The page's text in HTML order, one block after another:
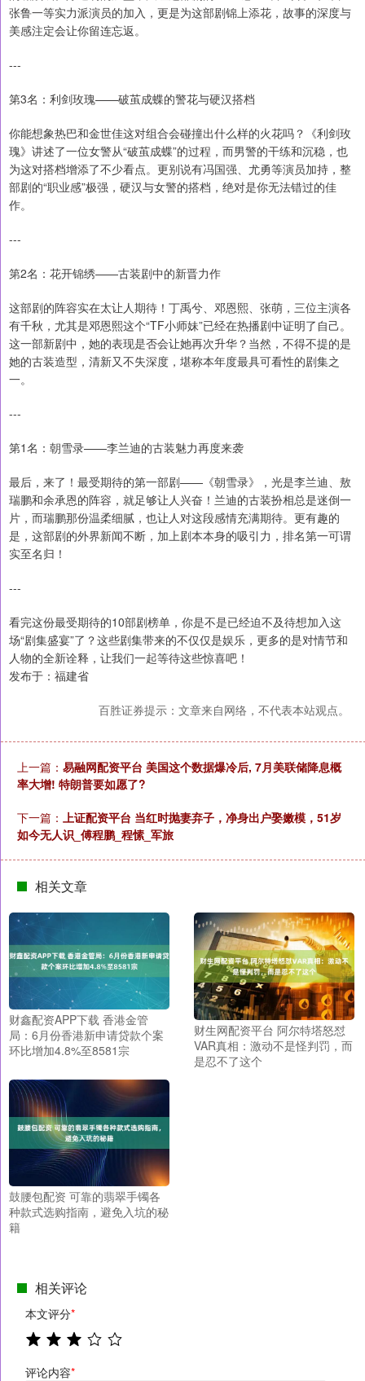
张鲁一等实力派演员的加入，更是为这部剧锦上添花，故事的深度与
美感注定会让你留连忘返。
---
第3名：利剑玫瑰——破茧成蝶的警花与硬汉搭档
你能想象热巴和金世佳这对组合会碰撞出什么样的火花吗？《利剑玫
瑰》讲述了一位女警从“破茧成蝶”的过程，而男警的干练和沉稳，也
为这对搭档增添了不少看点。更别说有冯国强、尤勇等演员加持，整
部剧的“职业感”极强，硬汉与女警的搭档，绝对是你无法错过的佳
作。
---
第2名：花开锦绣——古装剧中的新晋力作
这部剧的阵容实在太让人期待！丁禹兮、邓恩熙、张萌，三位主演各
有千秋，尤其是邓恩熙这个“TF小师妹”已经在热播剧中证明了自己。
这一部新剧中，她的表现是否会让她再次升华？当然，不得不提的是
她的古装造型，清新又不失深度，堪称本年度最具可看性的剧集之
一。
---
第1名：朝雪录——李兰迪的古装魅力再度来袭
最后，来了！最受期待的第一部剧——《朝雪录》，光是李兰迪、敖
瑞鹏和余承恩的阵容，就足够让人兴奋！兰迪的古装扮相总是迷倒一
片，而瑞鹏那份温柔细腻，也让人对这段感情充满期待。更有趣的
是，这部剧的外界新闻不断，加上剧本本身的吸引力，排名第一可谓
实至名归！
---
看完这份最受期待的10部剧榜单，你是不是已经迫不及待想加入这
场“剧集盛宴”了？这些剧集带来的不仅仅是娱乐，更多的是对情节和
人物的全新诠释，让我们一起等待这些惊喜吧！
发布于：福建省
百胜证券提示：文章来自网络，不代表本站观点。
上一篇： 易融网配资平台 美国这个数据爆冷后, 7月美联储降息概
率大增! 特朗普要如愿了?
下一篇： 上证配资平台 当红时抛妻弃子，净身出户娶嫩模，51岁
如今无人识_傅程鹏_程愫_军旅
相关文章
财鑫配资APP下载 香港金管
局：6月份香港新申请贷款个案
环比增加4.8%至8581宗
财生网配资平台 阿尔特塔怒怼
VAR真相：激动不是怪判罚，而
是忍不了这个
鼓腰包配资 可靠的翡翠手镯各
种款式选购指南，避免入坑的秘
籍
相关评论
本文评分*
评论内容*